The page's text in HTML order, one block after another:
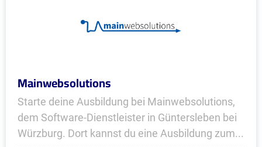
Mainwebsolutions
Starte deine Ausbildung bei Mainwebsolutions,
dem Software-Dienstleister in Güntersleben bei
Würzburg. Dort kannst du eine Ausbildung zum...